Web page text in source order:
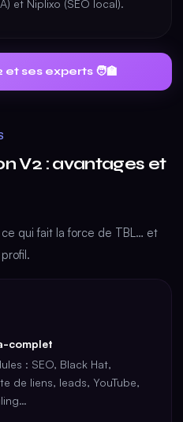
et Niplixo (SEO local).
ses experts 🧑‍🏫
V2 : avantages et
qui fait la force de TBL… et
complet
: SEO, Black Hat,
de liens, leads, YouTube,